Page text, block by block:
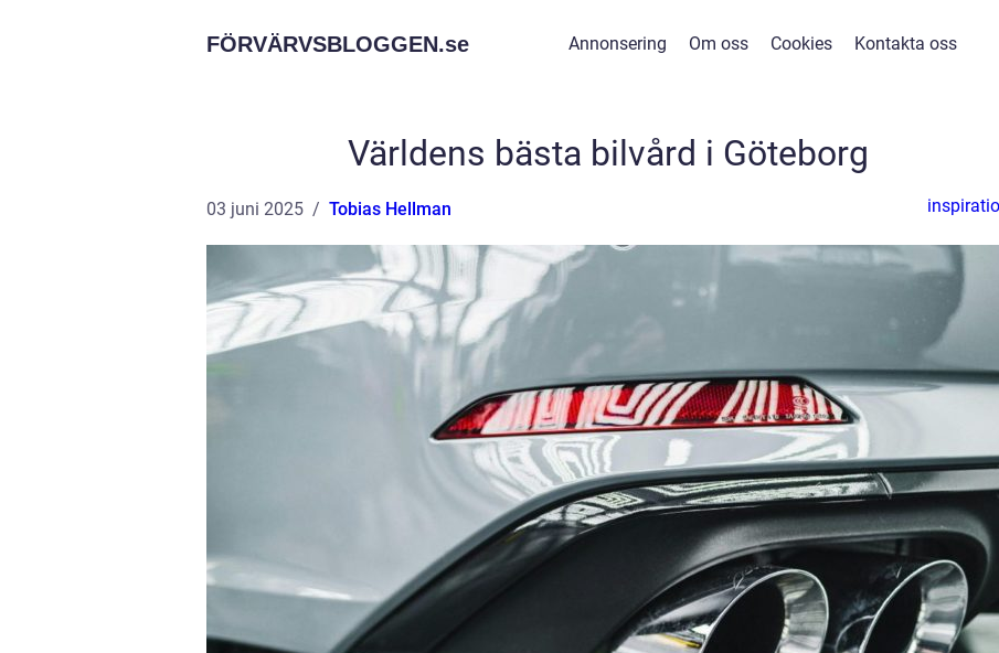
FÖRVÄRVSBLOGGEN.se Annonsering Om oss Cookies Kontakta oss
Världens bästa bilvård i Göteborg
03 juni 2025 Tobias Hellman